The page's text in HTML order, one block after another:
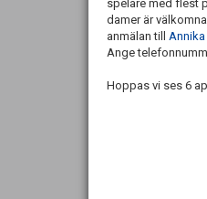
spelare med flest
damer är
anmälan till
Ange
Hoppas vi ses 6